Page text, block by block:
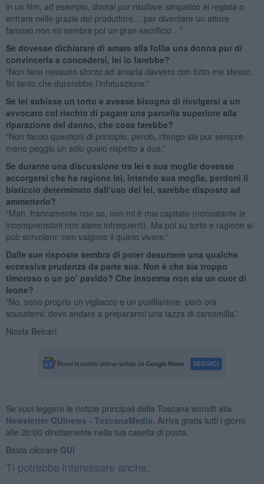
in un film, ad esempio, dovrai pur risultare simpatico al regista o
entrare nelle grazie del produttore… per diventare un attore
famoso non mi sembra poi un gran sacrificio…”
Se dovesse dichiarare di amare alla follia una donna pur di
convincerla a concedersi, lei lo farebbe?
“Non farei nessuno sforzo ad amarla davvero con tutto me stesso,
fin tanto che durerebbe l’infatuazione.”
Se lei subisse un torto e avesse bisogno di rivolgersi a un
avvocato col rischio di pagare una parcella superiore alla
riparazione del danno, che cosa farebbe?
“Non faccio questioni di principio, perciò, ritengo sia pur sempre
meno peggio un solo guaio rispetto a due.”
Se durante una discussione tra lei e sua moglie dovesse
accorgersi che ha ragione lei, intendo sua moglie, perdoni il
bisticcio determinato dall’uso del lei, sarebbe disposto ad
ammetterlo?
“Mah, francamente non so, non mi è mai capitato (nonostante le
incomprensioni non siano infrequenti). Ma poi su torto e ragione si
può sorvolare: non valgono il quieto vivere.”
Dalle sue risposte sembra di poter desumere una qualche
eccessiva prudenza da parte sua. Non è che sia troppo
timoroso o un po’ pavido? Che insomma non sia un cuor di
leone?
“No, sono proprio un vigliacco e un pusillanime, però ora
scusatemi: devo andare a prepararmi una tazza di camomilla.”
Nicola Belcari
Se vuoi leggere le notizie principali della Toscana iscriviti alla
Newsletter QUInews - ToscanaMedia. Arriva gratis tutti i giorni
alle 20:00 direttamente nella tua casella di posta.
Basta cliccare QUI
Ti potrebbe interessare anche: